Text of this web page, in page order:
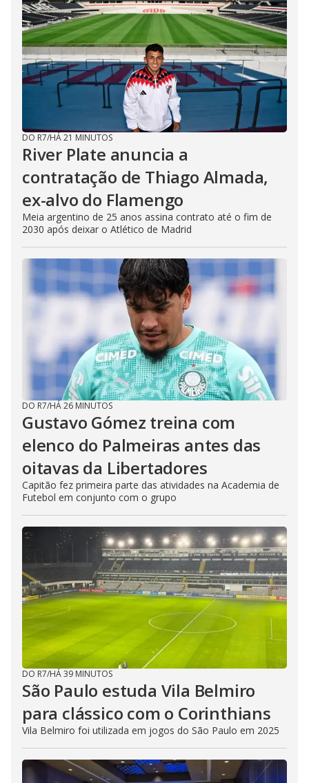
DO R7/HÁ 21 MINUTOS
River Plate anuncia a
contratação de Thiago Almada,
ex-alvo do Flamengo
Meia argentino de 25 anos assina contrato até o fim de
2030 após deixar o Atlético de Madrid
DO R7/HÁ 26 MINUTOS
Gustavo Gómez treina com
elenco do Palmeiras antes das
oitavas da Libertadores
Capitão fez primeira parte das atividades na Academia de
Futebol em conjunto com o grupo
DO R7/HÁ 39 MINUTOS
São Paulo estuda Vila Belmiro
para clássico com o Corinthians
Vila Belmiro foi utilizada em jogos do São Paulo em 2025